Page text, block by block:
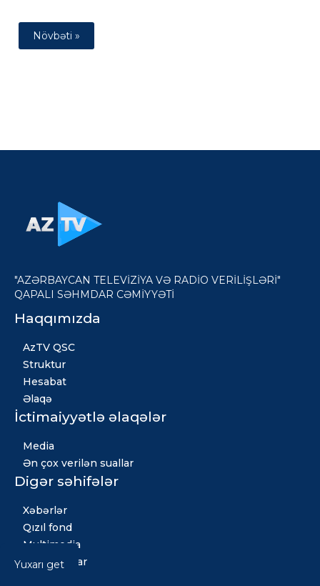
Növbəti »
"AZƏRBAYCAN TELEVİZİYA VƏ RADİO VERİLİŞLƏRİ"
QAPALI SƏHMDAR CƏMİYYƏTİ
Haqqımızda
AzTV QSC
Struktur
Hesabat
Əlaqə
İctimaiyyətlə əlaqələr
Media
Ən çox verilən suallar
Digər səhifələr
Xəbərlər
Qızıl fond
Multimedia
Vakansiyalar
Yuxarı get